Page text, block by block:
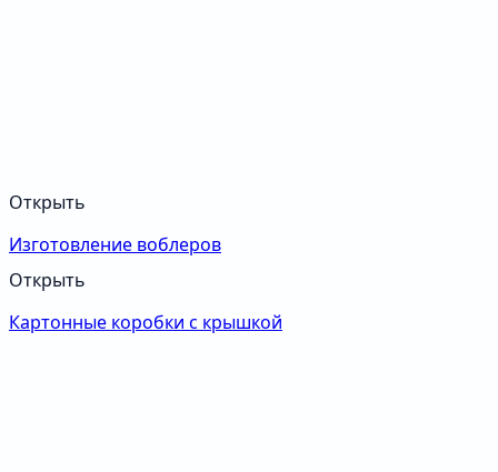
Открыть
Изготовление воблеров
Открыть
Картонные коробки с крышкой